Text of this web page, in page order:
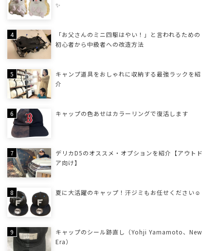
✨
「お父さんのミニ四駆はやい！」と言われるための
初心者から中級者への改造方法
キャンプ道具をおしゃれに収納する最強ラックを紹
介
キャップの色あせはカラーリングで復活します
デリカD5のオススメ・オプションを紹介【アウトド
ア向け】
夏に大活躍のキャップ！汗ジミもお任せください☺
キャップのシール跡直し（Yohji Yamamoto、New
Era）